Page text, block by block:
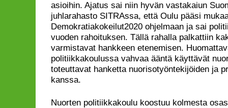
asioihin. Ajatus sai niin hyvän vastakaiun
juhlarahasto SITRAssa, että Oulu pääsi
Demokratiakokeilut2020 ohjelmaan ja sai
vuoden rahoituksen. Tällä rahalla palkattiin
varmistavat hankkeen etenemisen.
politiikkakoulussa vahvaa ääntä käyttävät
toteuttavat hanketta nuorisotyöntekijöiden ja
kanssa.
Nuorten politiikkakoulu koostuu kolmesta